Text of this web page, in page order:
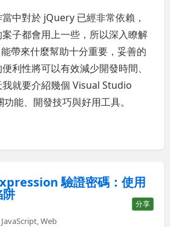
中對於 jQuery 已經非常依賴，
子都會用上一些，所以深入瞭解
帶來什麼幫助十分重要，妥善的
利性將可以有效減少開發時間、
就要介紹幾個 Visual Studio
能、開發技巧與好用工具。
驗證密碼：使用
分享
JavaScript,Web